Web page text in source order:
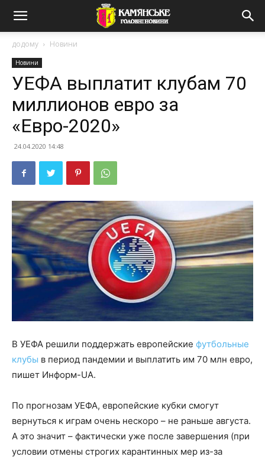
додому Новини
Новини
УЕФА выплатит клубам 70
миллионов евро за
«Евро-2020»
24.04.2020 14:48
В УЕФА решили поддержать европейские футбольные
клубы в период пандемии и выплатить им 70 млн евро,
пишет Информ-UA.
По прогнозам УЕФА, европейские кубки смогут
вернуться к играм очень нескоро – не раньше августа.
А это значит – фактически уже после завершения (при
условии отмены строгих карантинных мер из-за